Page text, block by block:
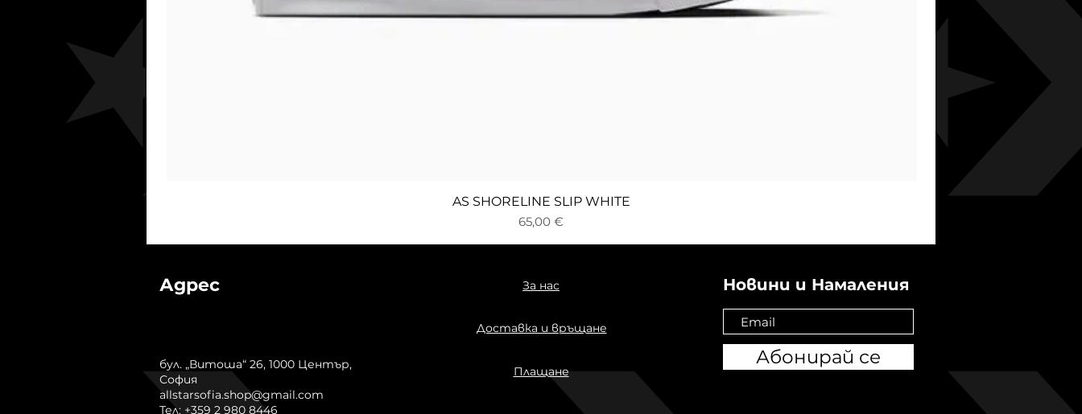
Бърз преглед
AS SHORELINE SLIP WHITE
Цена
65,00 €
Адрес За нас
Доставка и връщане
бул. „Витоша“ 26, 1000 Център,
София
allstarsofia.shop@gmail.com
Тел: +359 2 980 8446
Плащане
Новини и Намаления
Абонирай се